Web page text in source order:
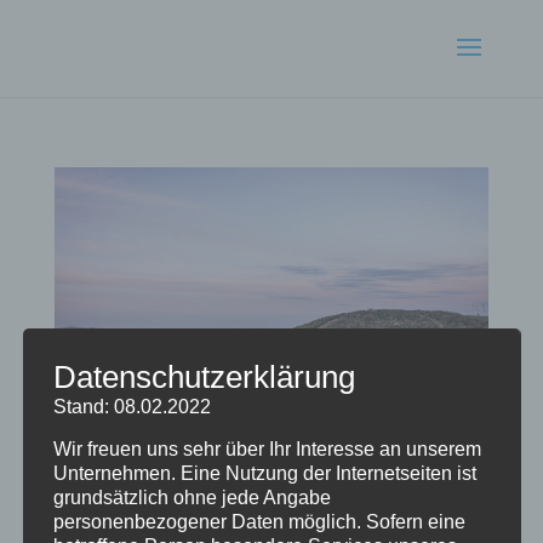
Stoneman Carbon
vonRadlausicker|Mai 8, 2022|Langstrecke
Datenschutzerklärung
Stand: 08.02.2022
Wir freuen uns sehr über Ihr Interesse an unserem
Unternehmen. Eine Nutzung der Internetseiten ist
grundsätzlich ohne jede Angabe
personenbezogener Daten möglich. Sofern eine